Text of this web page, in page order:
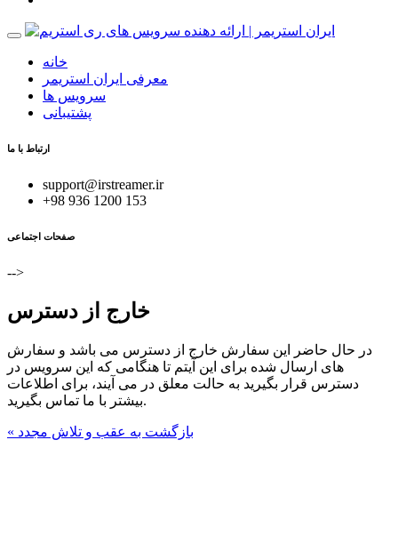
خانه
معرفی ایران استریمر
سرویس ها
پشتیبانی
ارتباط با ما
support@irstreamer.ir
+98 936 1200 153
صفحات اجتماعی
-->
خارج از دسترس
در حال حاضر این سفارش خارج از دسترس می باشد و سفارش
های ارسال شده برای این آیتم تا هنگامی که این سرویس در
دسترس قرار بگیرید به حالت معلق در می آیند، برای اطلاعات
بیشتر با ما تماس بگیرید.
« بازگشت به عقب و تلاش مجدد